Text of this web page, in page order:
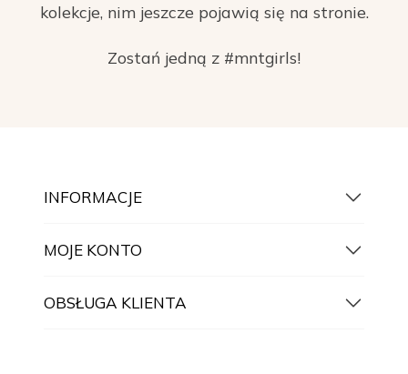
kolekcje, nim jeszcze pojawią się na stronie.
Zostań jedną z #mntgirls!
INFORMACJE
MOJE KONTO
OBSŁUGA KLIENTA